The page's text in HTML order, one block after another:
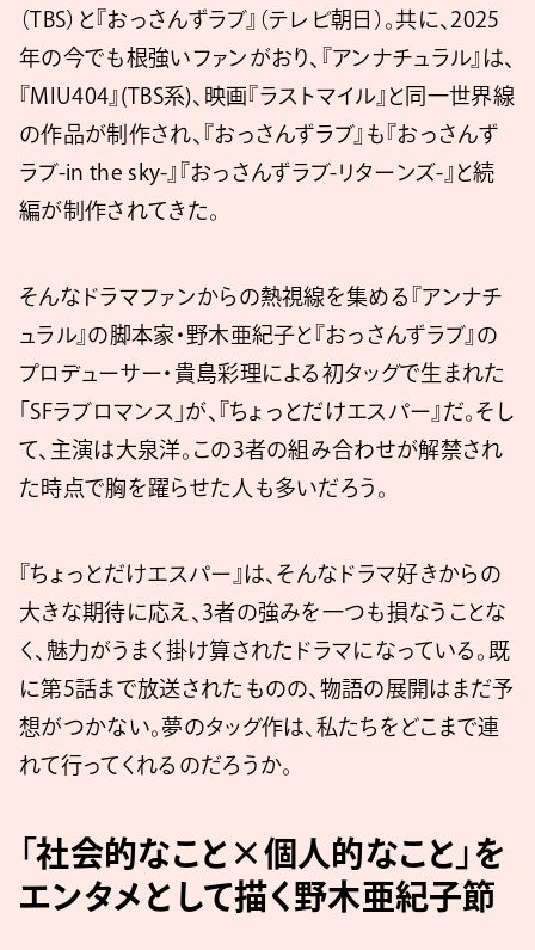
（TBS）と『おっさんずラブ』（テレビ朝日）。共に、2025
年の今でも根強いファンがおり、『アンナチュラル』は、
『MIU404』(TBS系)、映画『ラストマイル』と同一世界線
の作品が制作され、『おっさんずラブ』も『おっさんず
ラブ-in the sky-』『おっさんずラブ-リターンズ-』と続
編が制作されてきた。
そんなドラマファンからの熱視線を集める『アンナチ
ュラル』の脚本家・野木亜紀子と『おっさんずラブ』の
プロデューサー・貴島彩理による初タッグで生まれた
「SFラブロマンス」が、『ちょっとだけエスパー』だ。そし
て、主演は大泉洋。この3者の組み合わせが解禁され
た時点で胸を躍らせた人も多いだろう。
『ちょっとだけエスパー』は、そんなドラマ好きからの
大きな期待に応え、3者の強みを一つも損なうことな
く、魅力がうまく掛け算されたドラマになっている。既
に第5話まで放送されたものの、物語の展開はまだ予
想がつかない。夢のタッグ作は、私たちをどこまで連
れて行ってくれるのだろうか。
「社会的なこと×個人的なこと」を
エンタメとして描く野木亜紀子節